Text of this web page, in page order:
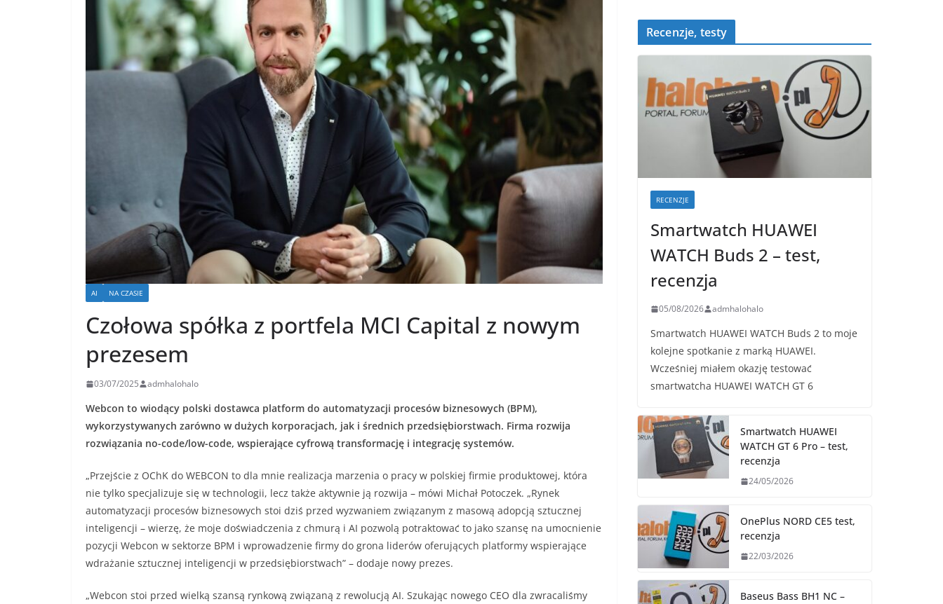
AI NA CZASIE
Czołowa spółka z portfela MCI Capital z nowym
prezesem
03/07/2025 admhalohalo
Webcon to wiodący polski dostawca platform do automatyzacji procesów biznesowych (BPM),
wykorzystywanych zarówno w dużych korporacjach, jak i średnich przedsiębiorstwach. Firma rozwija
rozwiązania no-code/low-code, wspierające cyfrową transformację i integrację systemów.
„Przejście z OChK do WEBCON to dla mnie realizacja marzenia o pracy w polskiej firmie produktowej, która
nie tylko specjalizuje się w technologii, lecz także aktywnie ją rozwija – mówi Michał Potoczek. „Rynek
automatyzacji procesów biznesowych stoi dziś przed wyzwaniem związanym z masową adopcją sztucznej
inteligencji – wierzę, że moje doświadczenia z chmurą i AI pozwolą potraktować to jako szansę na umocnienie
pozycji Webcon w sektorze BPM i wprowadzenie firmy do grona liderów oferujących platformy wspierające
wdrażanie sztucznej inteligencji w przedsiębiorstwach” – dodaje nowy prezes.
„Webcon stoi przed wielką szansą rynkową związaną z rewolucją AI. Szukając nowego CEO dla zwracaliśmy
Recenzje, testy
RECENZJE
Smartwatch HUAWEI
WATCH Buds 2 – test,
recenzja
05/08/2026 admhalohalo
Smartwatch HUAWEI WATCH Buds 2 to moje
kolejne spotkanie z marką HUAWEI.
Wcześniej miałem okazję testować
smartwatcha HUAWEI WATCH GT 6
Smartwatch HUAWEI
WATCH GT 6 Pro – test,
recenzja
24/05/2026
OnePlus NORD CE5 test,
recenzja
22/03/2026
Baseus Bass BH1 NC –